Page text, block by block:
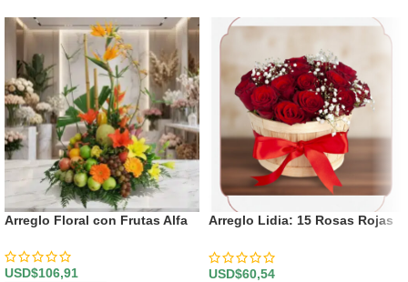
Arreglo Floral con Frutas Alfa
USD$106,91
Arreglo Lidia: 15 Rosas Rojas
USD$60,54